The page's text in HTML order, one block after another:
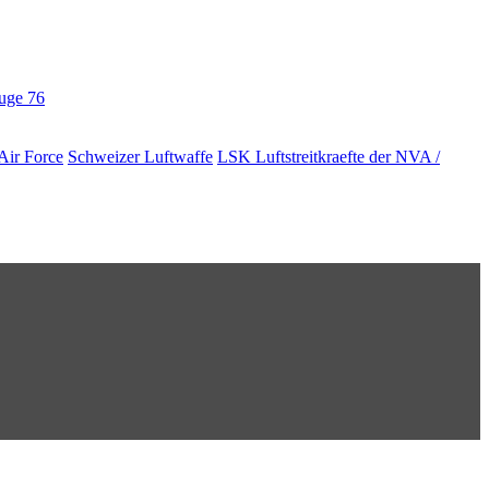
76
Force Schweizer Luftwaffe LSK Luftstreitkraefte der NVA /